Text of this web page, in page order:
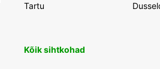
Tartu
Kõik sihtkohad